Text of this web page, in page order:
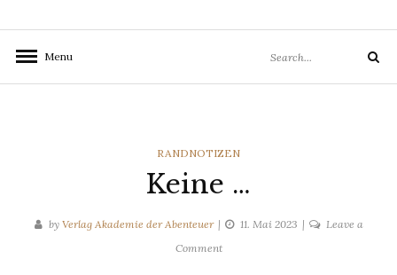
Menu
for:
Search
CATEGORIES
RANDNOTIZEN
Keine …
by Verlag Akademie der Abenteuer 11. Mai 2023
Leave a
Commenton